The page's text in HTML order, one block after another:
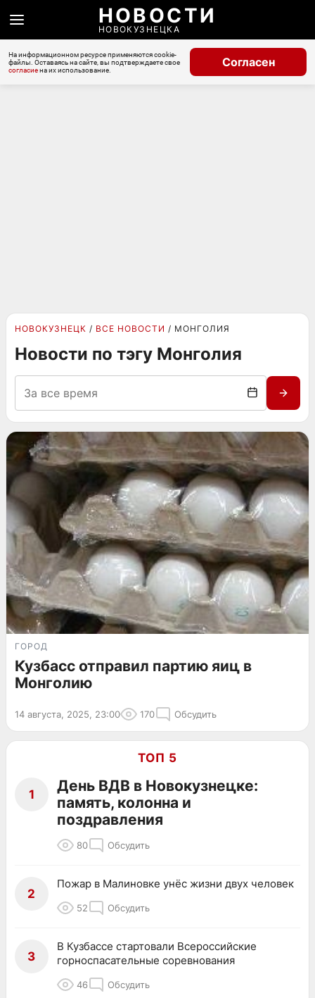
НОВОСТИ
НОВОКУЗНЕЦКА
На информационном ресурсе применяются cookie-
файлы. Оставаясь на сайте, вы подтверждаете свое
согласиена их использование.
Согласен
НОВОКУЗНЕЦК ВСЕ НОВОСТИ МОНГОЛИЯ
Новости по тэгу Монголия
ГОРОД
Кузбасс отправил партию яиц в
Монголию
14 августа, 2025, 23:00 170 Обсудить
ТОП 5
1
День ВДВ в Новокузнецке:
память, колонна и
поздравления
80 Обсудить
2
Пожар в Малиновке унёс жизни двух человек
52 Обсудить
3
В Кузбассе стартовали Всероссийские
горноспасательные соревнования
46 Обсудить